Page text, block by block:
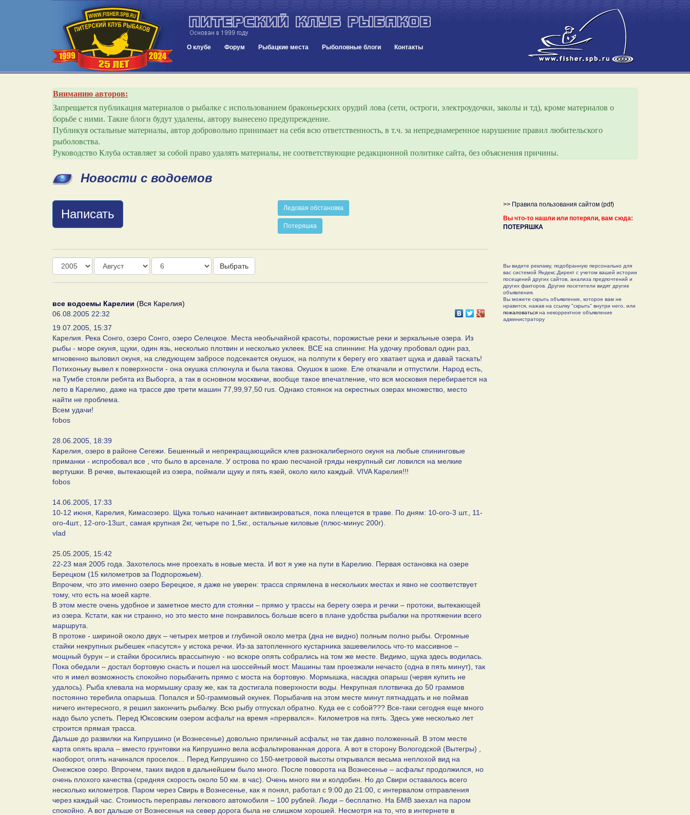
О клубе Форум Рыбацкие места Рыболовные блоги Контакты
Вниманию авторов:
Запрещается публикация материалов о рыбалке с использованием браконьерских орудий лова (сети, остроги, электроудочки, заколы и тд), кроме материалов о
борьбе с ними. Такие блоги будут удалены, автору вынесено предупреждение.
Публикуя остальные материалы, автор добровольно принимает на себя всю ответственность, в т.ч. за непреднамеренное нарушение правил любительского
рыболовства.
Руководство Клуба оставляет за собой право удалять материалы, не соответствующие редакционной политике сайта, без объяснения причины.
Новости с водоемов
Написать Ледовая обстановка
Потеряшка
Год Месяц День
Выбрать
все водоемы Карелии (Вся Карелия)
06.08.2005 22:32
19.07.2005, 15:37
Карелия. Река Сонго, озеро Сонго, озеро Селецкое. Места необычайной красоты, порожистые реки и зеркальные озера. Из
рыбы - море окуня, щуки, один язь, несколько плотвин и несколько уклеек. ВСЕ на спиннинг. На удочку пробовал один раз,
мгновенно выловил окуня, на следующем забросе подсекается окушок, на полпути к берегу его хватает щука и давай таскать!
Потихоньку вывел к поверхности - она окушка сплюнула и была такова. Окушок в шоке. Еле откачали и отпустили. Народ есть,
на Тумбе стояли ребята из Выборга, а так в основном москвичи, вообще такое впечатление, что вся московия перебирается на
лето в Карелию, даже на трассе две трети машин 77,99,97,50 rus. Однако стоянок на окрестных озерах множество, место
найти не проблема.
Всем удачи!
fobos
28.06.2005, 18:39
Карелия, озеро в районе Сегежи. Бешенный и непрекращающийся клев разнокалиберного окуня на любые спининговые
приманки - испробовал все , что было в арсенале. У острова по краю песчаной гряды некрупный сиг ловился на мелкие
вертушки. В речке, вытекающей из озера, поймали щуку и пять язей, около кило каждый. VIVA Карелия!!!
fobos
14.06.2005, 17:33
10-12 июня, Карелия, Кимасозеро. Щука только начинает активизироваться, пока плещется в траве. По дням: 10-ого-3 шт., 11-
ого-4шт., 12-ого-13шт., самая крупная 2кг, четыре по 1,5кг., остальные киловые (плюс-минус 200г).
vlad
25.05.2005, 15:42
22-23 мая 2005 года. Захотелось мне проехать в новые места. И вот я уже на пути в Карелию. Первая остановка на озере
Берецком (15 километров за Подпорожьем).
Впрочем, что это именно озеро Берецкое, я даже не уверен: трасса спрямлена в нескольких местах и явно не соответствует
тому, что есть на моей карте.
В этом месте очень удобное и заметное место для стоянки – прямо у трассы на берегу озера и речки – протоки, вытекающей
из озера. Кстати, как ни странно, но это место мне понравилось больше всего в плане удобства рыбалки на протяжении всего
маршрута.
В протоке - шириной около двух – четырех метров и глубиной около метра (дна не видно) полным полно рыбы. Огромные
стайки некрупных рыбешек «пасутся» у истока речки. Из-за затопленного кустарника зашевелилось что-то массивное –
мощный бурун – и стайки бросились врассыпную - но вскоре опять собрались на том же месте. Видимо, щука здесь водилась.
Пока обедали – достал бортовую снасть и пошел на шоссейный мост. Машины там проезжали нечасто (одна в пять минут), так
что я имел возможность спокойно порыбачить прямо с моста на бортовую. Мормышка, насадка опарыш (червя купить не
удалось). Рыба клевала на мормышку сразу же, как та достигала поверхности воды. Некрупная плотвичка до 50 граммов
постоянно теребила опарыша. Попался и 50-граммовый окунек. Порыбачив на этом месте минут пятнадцать и не поймав
ничего интересного, я решил закончить рыбалку. Всю рыбу отпускал обратно. Куда ее с собой??? Все-таки сегодня еще много
надо было успеть. Перед Юксовским озером асфальт на время «прервался». Километров на пять. Здесь уже несколько лет
строится прямая трасса.
Дальше до развилки на Кипрушино (и Вознесенье) довольно приличный асфальт, не так давно положенный. В этом месте
карта опять врала – вместо грунтовки на Кипрушино вела асфальтированная дорога. А вот в сторону Вологодской (Вытегры) ,
наоборот, опять начинался проселок… Перед Кипрушино со 150-метровой высоты открывался весьма неплохой вид на
Онежское озеро. Впрочем, таких видов в дальнейшем было много. После поворота на Вознесенье – асфальт продолжился, но
очень плохого качества (средняя скорость около 50 км. в час). Очень много ям и колдобин. Но до Свири оставалось всего
несколько километров. Паром через Свирь в Вознесенье, как я понял, работал с 9:00 до 21:00, с интервалом отправления
через каждый час. Стоимость переправы легкового автомобиля – 100 рублей. Люди – бесплатно. На БМВ заехал на паром
спокойно. А вот дальше от Вознесенья на север дорога была не слишком хорошей. Несмотря на то, что в интернете в
>> Правила пользования сайтом (pdf)
Вы что-то нашли или потеряли, вам сюда:
ПОТЕРЯШКА
Вы видите рекламу, подобранную персонально для
вас системой Яндекс.Директ с учетом вашей истории
посещений других сайтов, анализа предпочтений и
других факторов. Другие посетители видят другие
объявления.
Вы можете скрыть объявление, которое вам не
нравится, нажав на ссылку "скрыть" внутри него, или
пожаловатьсяна некорректное объявление
администратору